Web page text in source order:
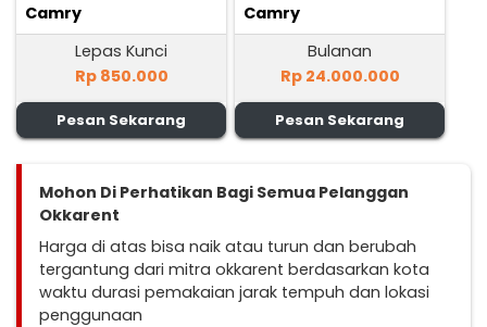
Camry
Lepas Kunci
Rp 850.000
Pesan Sekarang
Camry
Bulanan
Rp 24.000.000
Pesan Sekarang
Mohon Di Perhatikan Bagi Semua Pelanggan
Okkarent
Harga di atas bisa naik atau turun dan berubah
tergantung dari mitra okkarent berdasarkan kota
waktu durasi pemakaian jarak tempuh dan lokasi
penggunaan